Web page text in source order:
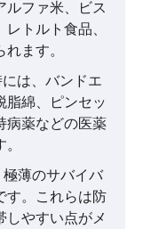
ルファ米、ビス
トルト食品、
ます​​。
は、バンドエ
脂綿、ピンセッ
病薬などの医薬
薄のサバイバ
す。これらは防
しやすい点がメ